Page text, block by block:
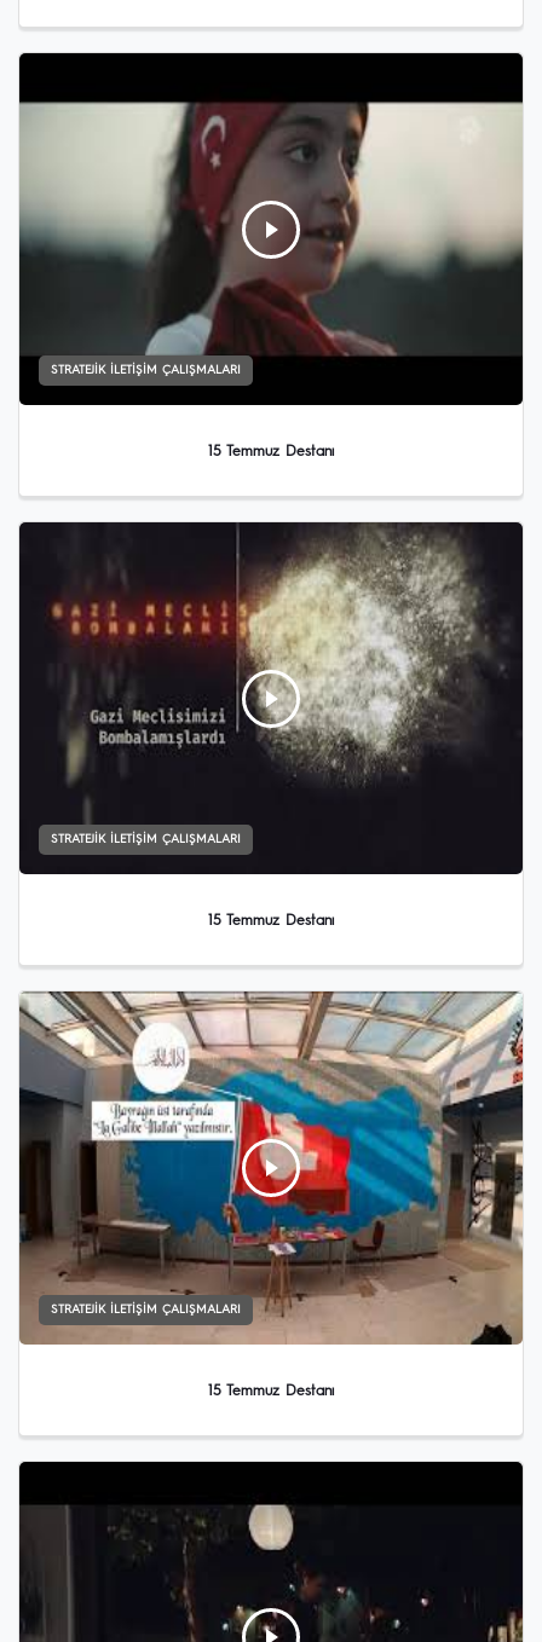
STRATEJIK İLETIŞIM ÇALIŞMALARI
15 Temmuz Destanı
STRATEJIK İLETIŞIM ÇALIŞMALARI
15 Temmuz Destanı
STRATEJIK İLETIŞIM ÇALIŞMALARI
15 Temmuz Destanı